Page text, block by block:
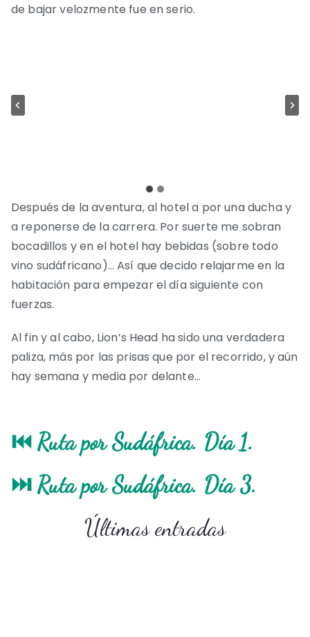
de bajar velozmente fue en serio.
Después de la aventura, al hotel a por una ducha y
a reponerse de la carrera. Por suerte me sobran
bocadillos y en el hotel hay bebidas (sobre todo
vino sudáfricano)… Así que decido relajarme en la
habitación para empezar el día siguiente con
fuerzas.
Al fin y al cabo, Lion’s Head ha sido una verdadera
paliza, más por las prisas que por el recorrido, y aún
hay semana y media por delante…
⏮ Ruta por Sudáfrica. Día 1.
⏭ Ruta por Sudáfrica. Día 3.
Últimas entradas